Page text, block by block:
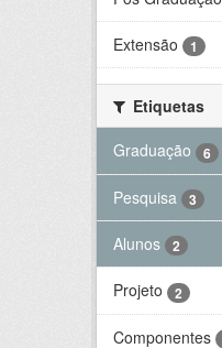
Extensão 1
Etiquetas
Graduação
6
Pesquisa 3
Alunos 2
Projeto 2
Componentes